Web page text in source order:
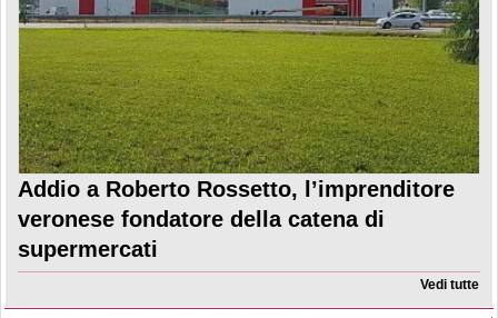
Addio a Roberto Rossetto, l’imprenditore
veronese fondatore della catena di
supermercati
Vedi tutte